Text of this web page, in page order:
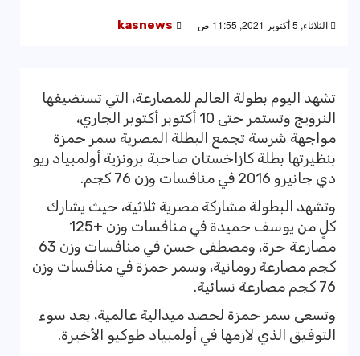
الثلاثاء, 5 أكتوبر 2021, 11:55 ص kasnews
تشهد اليوم بطولة العالم للمصارعة، التي تستضيفها
النرويج وتستمر حتى 10 أكتوبر أكتوبر الجاري،
مواجهة شرسة تجمع البطلة المصرية سمر حمزة
بنظيرتها بطلة كازاخستان صاحبة برونزية أولمبياد ريو
دي جانيرو 2016 في منافسات وزن 76 كجم.
وتشهد البطولة مشاركة مصرية ثلاثية، حيث يشارك
كلٍ من يوسف حميدة في منافسات وزن +125
مصارعة حرة، ومصطفى حسن في منافسات وزن 63
كجم مصارعة رومانية، وسمر حمزة في منافسات وزن
76 كجم مصارعة نسائية.
وتسعى سمر حمزة لحصد ميدالية عالمية، بعد سوء
التوفيق الذي لازمها في أولمبياد طوكيو الأخيرة.